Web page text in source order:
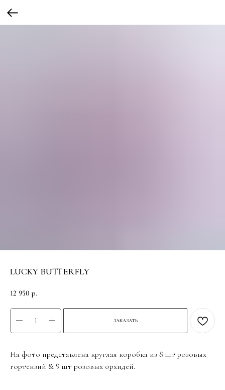
LUCKY BUTTERFLY
12 950 р.
ЗАКАЗАТЬ
На фото представлена круглая коробка из 8 шт розовых
гортензий & 9 шт розовых орхидей.